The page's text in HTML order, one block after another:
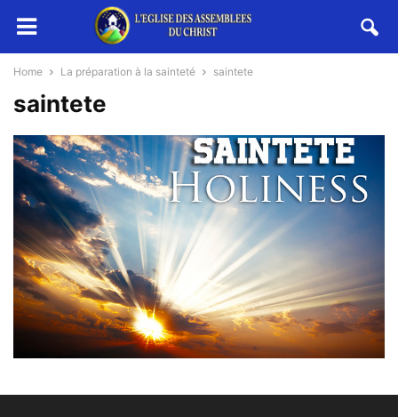
Home La préparation à la sainteté saintete
saintete